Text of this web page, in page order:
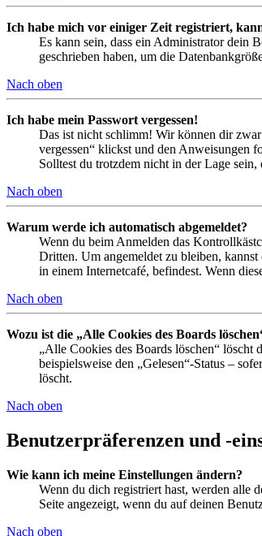
Ich habe mich vor einiger Zeit registriert,
Es kann sein, dass ein Administrator dein
geschrieben haben, um die
Nach oben
Ich habe mein Passwort vergessen!
Das ist nicht schlimm! Wir können dir
vergessen“ klickst und den Anweisungen
Solltest du trotzdem nicht in der Lage
Nach oben
Warum werde ich automatisch abgemeldet?
Wenn du beim Anmelden das
Dritten. Um angemeldet zu bleiben,
in einem Internetcafé, befindest. Wenn
Nach oben
Wozu ist die „Alle Cookies des Boards
„Alle Cookies des Boards löschen“
beispielsweise den „Gelesen“-Status –
löscht.
Nach oben
Benutzerpräferenzen und -
Wie kann ich meine Einstellungen ändern?
Wenn du dich registriert hast, werden alle
Seite angezeigt, wenn du auf deinen
Nach oben